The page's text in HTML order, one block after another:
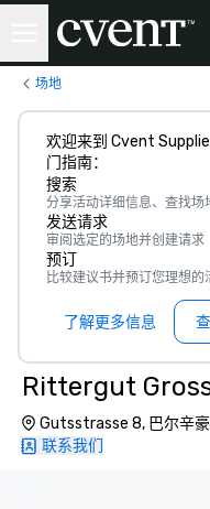
场地
欢迎来到 Cvent
门指南：
搜索
分享活动详细信息、查找场
发送请求
审阅选定的场地并创建请求
预订
比较建议书并预订您理想的
了解更多信息
Rittergut
Gutsstrasse 8, 巴尔辛
联系我们